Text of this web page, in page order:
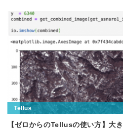
Tellus
【ゼロからのTellusの使い方】大